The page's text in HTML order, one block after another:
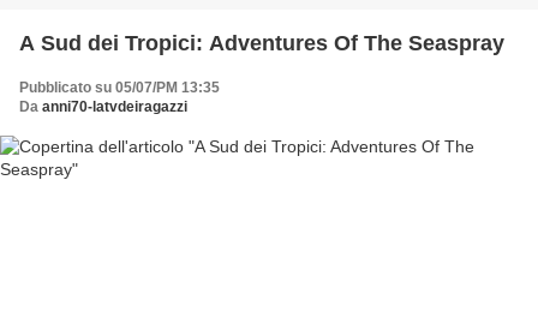
A Sud dei Tropici: Adventures Of The Seaspray
Pubblicato su 05/07/PM 13:35
Da anni70-latvdeiragazzi